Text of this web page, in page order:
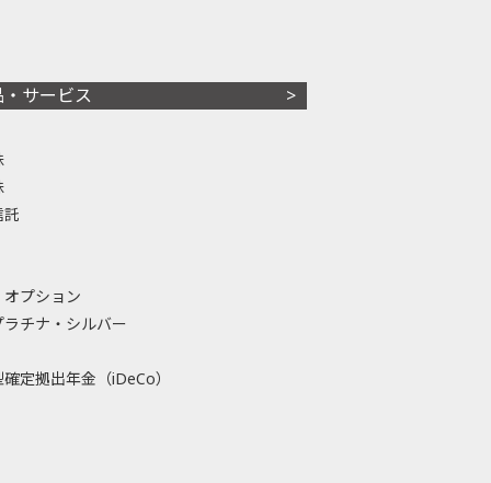
・サービス
託
プション
ラチナ・シルバー
定拠出年金（iDeCo）